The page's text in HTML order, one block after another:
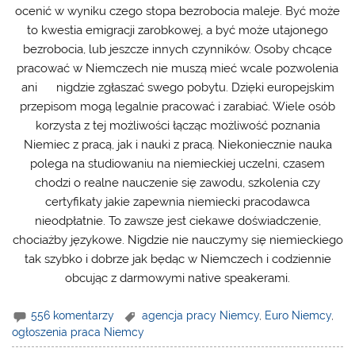
ocenić w wyniku czego stopa bezrobocia maleje. Być może
to kwestia emigracji zarobkowej, a być może utajonego
bezrobocia, lub jeszcze innych czynników. Osoby chcące
pracować w Niemczech nie muszą mieć wcale pozwolenia
ani nigdzie zgłaszać swego pobytu. Dzięki europejskim
przepisom mogą legalnie pracować i zarabiać. Wiele osób
korzysta z tej możliwości łącząc możliwość poznania
Niemiec z pracą, jak i nauki z pracą. Niekoniecznie nauka
polega na studiowaniu na niemieckiej uczelni, czasem
chodzi o realne nauczenie się zawodu, szkolenia czy
certyfikaty jakie zapewnia niemiecki pracodawca
nieodpłatnie. To zawsze jest ciekawe doświadczenie,
chociażby językowe. Nigdzie nie nauczymy się niemieckiego
tak szybko i dobrze jak będąc w Niemczech i codziennie
obcując z darmowymi native speakerami.
556 komentarzy agencja pracy Niemcy, Euro Niemcy,
ogłoszenia praca Niemcy